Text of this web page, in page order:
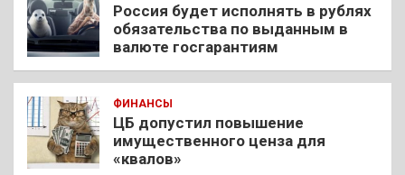
Россия будет исполнять в рублях
обязательства по выданным в
валюте госгарантиям
ФИНАНСЫ
ЦБ допустил повышение
имущественного ценза для
«квалов»